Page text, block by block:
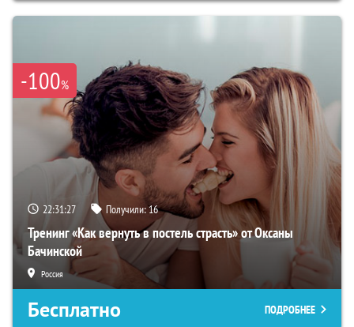
-100%
22:31:26 Получили:16
Тренинг «Как вернуть в постель страсть» от Оксаны
Бачинской
Россия
Бесплатно ПОДРОБНЕЕ